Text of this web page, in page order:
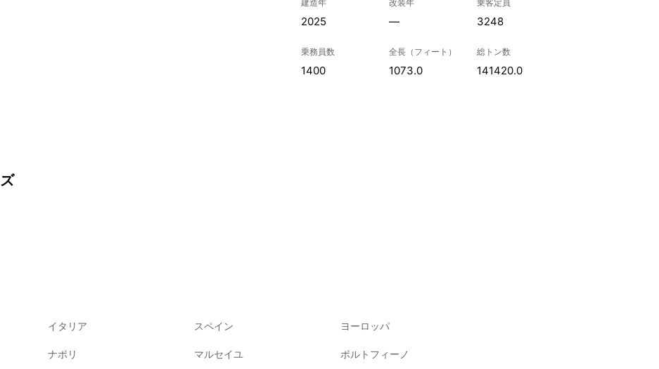
建造年
2025
改装年
—
乗客定員
3248
乗務員数
1400
全長（フィート）
1073.0
総トン数
141420.0
イタリア スペイン ヨーロッパ
ナポリ マルセイユ ポルトフィーノ